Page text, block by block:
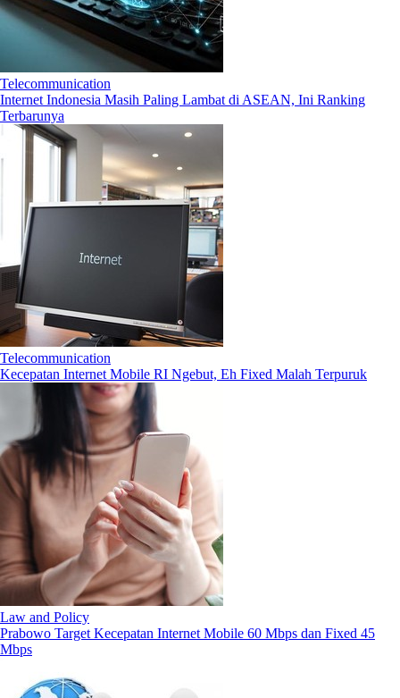
Telecommunication
Internet Indonesia Masih Paling Lambat di ASEAN, Ini Ranking
Terbarunya
Telecommunication
Kecepatan Internet Mobile RI Ngebut, Eh Fixed Malah Terpuruk
Law and Policy
Prabowo Target Kecepatan Internet Mobile 60 Mbps dan Fixed 45
Mbps